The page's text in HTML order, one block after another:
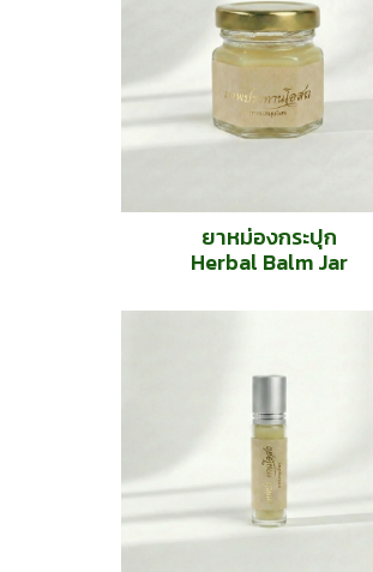
ยาหม่องกระปุก
Herbal Balm Jar